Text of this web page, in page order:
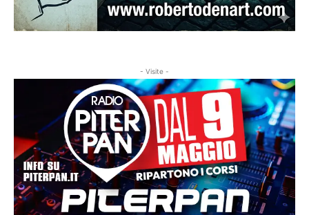
- Visite -